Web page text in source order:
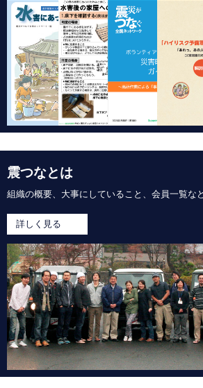
震つなとは
組織の概要、大事にしていること、会員一覧な
詳しく見る